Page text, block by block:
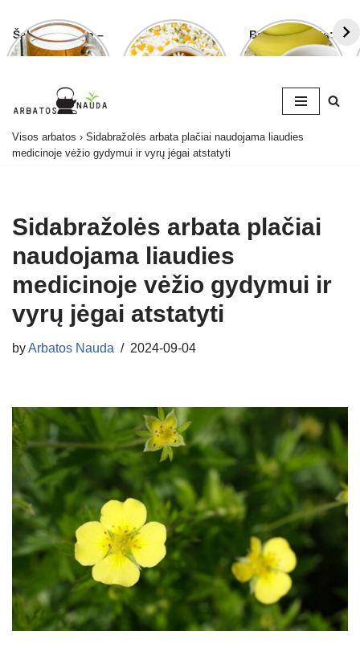
Šalavijo arbata –
ligoms gydyti ir
Ramunėlių
arbata pagelbės
Bananų arbata:
kuo ji naudinga
to
Visos arbatos › Sidabražolės arbata plačiai naudojama liaudies
medicinoje vėžio gydymui ir vyrų jėgai atstatyti
Sidabražolės arbata plačiai
naudojama liaudies
medicinoje vėžio gydymui ir
vyrų jėgai atstatyti
byArbatos Nauda 2024-09-04